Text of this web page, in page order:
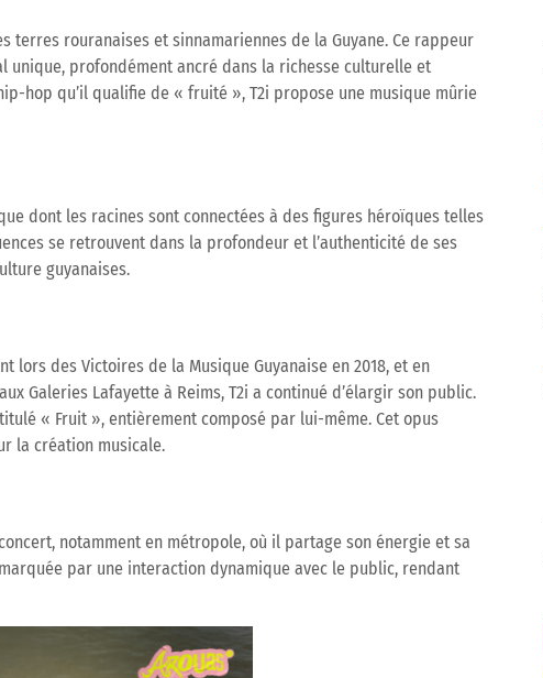
terres rouranaises et sinnamariennes de la Guyane. Ce rappeur
unique, profondément ancré dans la richesse culturelle et
hop qu’il qualifie de « fruité », T2i propose une musique mûrie
dont les racines sont connectées à des figures héroïques telles
se retrouvent dans la profondeur et l’authenticité de ses
guyanaises.
lors des Victoires de la Musique Guyanaise en 2018, et en
Galeries Lafayette à Reims, T2i a continué d’élargir son public.
« Fruit », entièrement composé par lui-même. Cet opus
la création musicale.
notamment en métropole, où il partage son énergie et sa
par une interaction dynamique avec le public, rendant